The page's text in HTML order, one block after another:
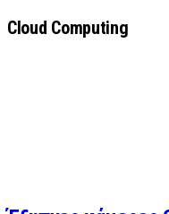
Cloud Computing